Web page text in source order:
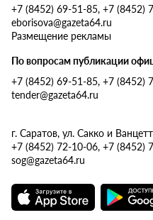
+7 (8452) 69-51-85, +7 (8452)
eborisova@gazeta64.ru
Размещение рекламы
По вопросам публикации
+7 (8452) 69-51-85, +7 (8452)
tender@gazeta64.ru
г. Саратов, ул. Сакко и
+7 (8452) 72-10-06, +7 (8452)
sog@gazeta64.ru